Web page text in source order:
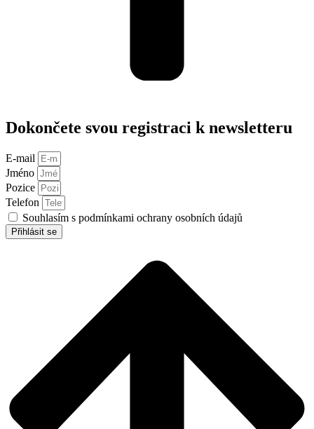
Dokončete svou registraci k newsletteru
E-mail
Jméno
Pozice
Telefon
Souhlasím s podmínkami ochrany osobních údajů
Přihlásit se